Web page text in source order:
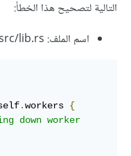
التالية لتصحيح هذا الخطأ:
اسم الملف: src/lib.rs
.workers {
down worker